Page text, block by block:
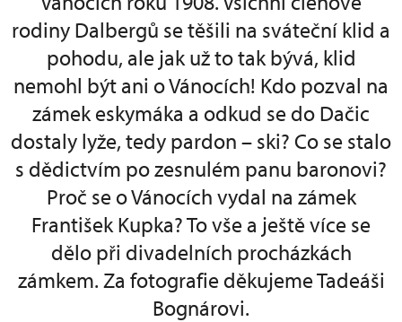
rodiny Dalbergů se těšili na sváteční klid a
pohodu, ale jak už to tak bývá, klid
nemohl být ani o Vánocích! Kdo pozval na
zámek eskymáka a odkud se do Dačic
dostaly lyže, tedy pardon – ski? Co se stalo
s dědictvím po zesnulém panu baronovi?
Proč se o Vánocích vydal na zámek
František Kupka? To vše a ještě více se
dělo při divadelních procházkách
zámkem. Za fotografie děkujeme Tadeáši
Bognárovi.